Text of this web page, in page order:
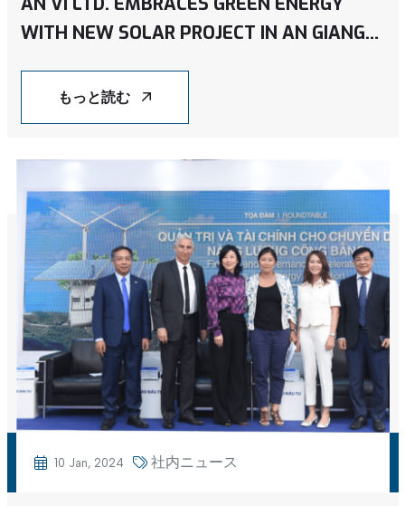
WITH NEW SOLAR PROJECT IN AN GIANG
もっと読む
10 Jan, 2024 社内ニュース